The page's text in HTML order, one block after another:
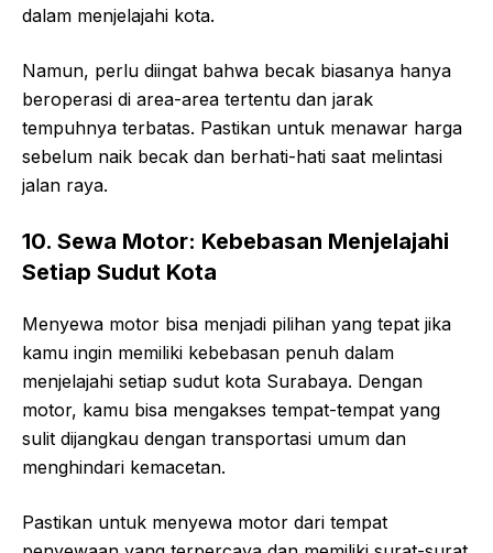
dalam menjelajahi kota.
Namun, perlu diingat bahwa becak biasanya hanya
beroperasi di area-area tertentu dan jarak
tempuhnya terbatas. Pastikan untuk menawar harga
sebelum naik becak dan berhati-hati saat melintasi
jalan raya.
10. Sewa Motor: Kebebasan Menjelajahi
Setiap Sudut Kota
Menyewa motor bisa menjadi pilihan yang tepat jika
kamu ingin memiliki kebebasan penuh dalam
menjelajahi setiap sudut kota Surabaya. Dengan
motor, kamu bisa mengakses tempat-tempat yang
sulit dijangkau dengan transportasi umum dan
menghindari kemacetan.
Pastikan untuk menyewa motor dari tempat